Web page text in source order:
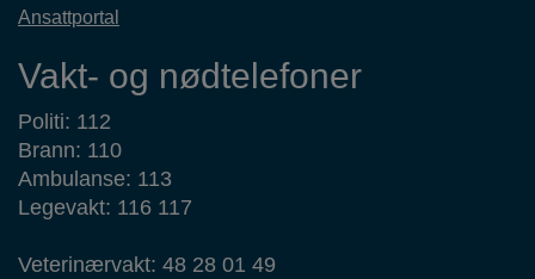
Ansattportal
Vakt- og nødtelefoner
Politi: 112
Brann: 110
Ambulanse: 113
Legevakt: 116 117
Veterinærvakt: 48 28 01 49